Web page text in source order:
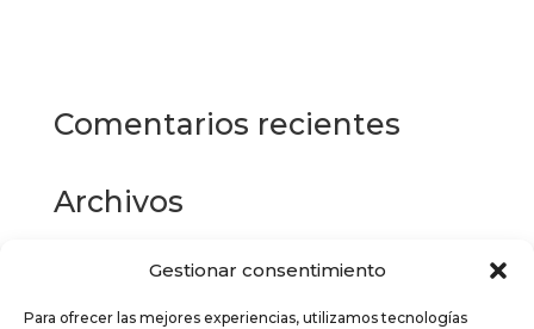
Gestionar consentimiento
Para ofrecer las mejores experiencias, utilizamos tecnologías
Comentarios recientes
Archivos
Categorías
No hay categorías